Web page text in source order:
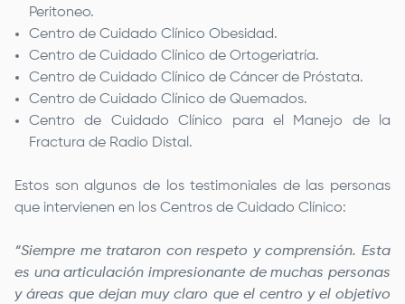
Peritoneo.
Centro de Cuidado Clínico Obesidad.
Centro de Cuidado Clínico de Ortogeriatría.
Centro de Cuidado Clínico de Cáncer de Próstata.
Centro de Cuidado Clínico de Quemados.
Centro de Cuidado Clínico para el Manejo de la
Fractura de Radio Distal.
Estos son algunos de los testimoniales de las personas
que intervienen en los Centros de Cuidado Clínico:
“Siempre me trataron con respeto y comprensión. Esta
es una articulación impresionante de muchas personas
y áreas que dejan muy claro que el centro y el objetivo